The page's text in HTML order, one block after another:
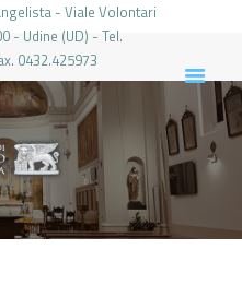
- Viale Volontari
- Udine (UD) - Tel.
0432.425973
MARCO UDINE